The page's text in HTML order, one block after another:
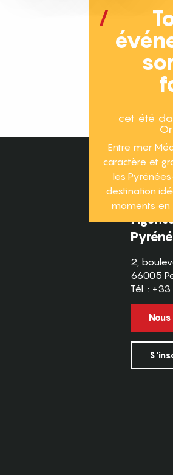
cet été
Entre mer
caractère et
les
destination
moments en
2,
66005
Tél. :